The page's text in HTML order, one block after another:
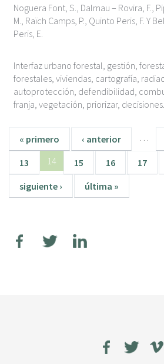
Noguera Font, S., Dalmau – Rovira, F.,
M., Raïch Camps, P., Quinto Peris, F. Y
Peris, E.
Interfaz urbano forestal, gestión,
forestales, viviendas, cartografía,
autoprotección, defendibilidad,
franja, vegetación, priorizar, decisiones.
« primero ‹ anterior …
13
14 15 16 17
siguiente › última »